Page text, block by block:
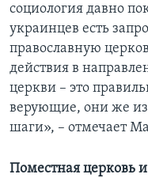
социология давно
украинцев есть
православную
действия в
церкви – это
верующие, они же
шаги», – отмечает
Поместная церковь